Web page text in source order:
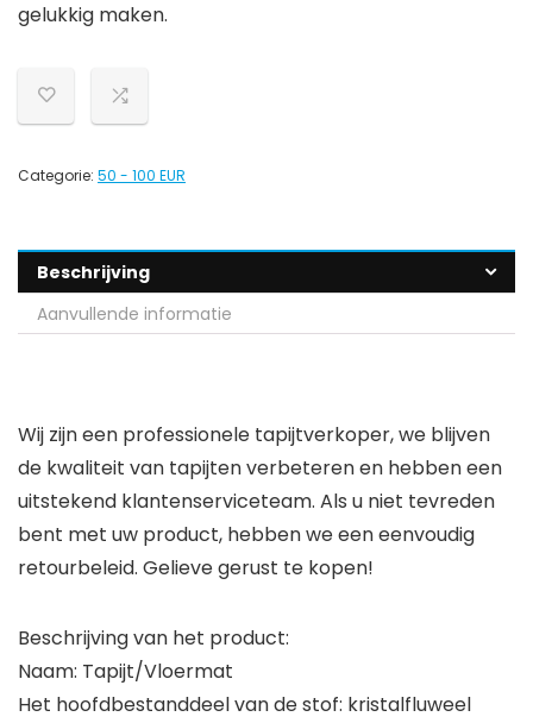
gelukkig maken.
Categorie: 50 - 100 EUR
Beschrijving
Aanvullende informatie
Wij zijn een professionele tapijtverkoper, we blijven
de kwaliteit van tapijten verbeteren en hebben een
uitstekend klantenserviceteam. Als u niet tevreden
bent met uw product, hebben we een eenvoudig
retourbeleid. Gelieve gerust te kopen!
Beschrijving van het product:
Naam: Tapijt/Vloermat
Het hoofdbestanddeel van de stof: kristalfluweel